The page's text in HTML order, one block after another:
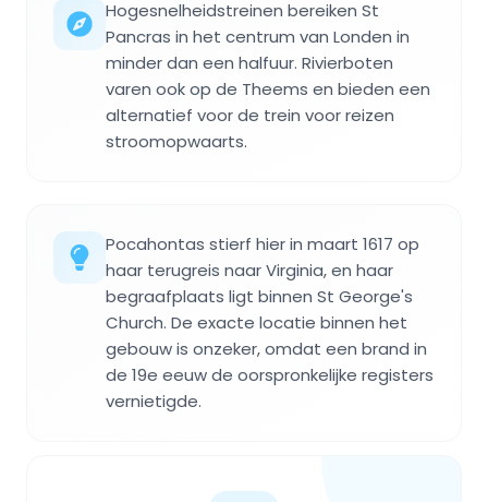
Hogesnelheidstreinen bereiken St
Pancras in het centrum van Londen in
minder dan een halfuur. Rivierboten
varen ook op de Theems en bieden een
alternatief voor de trein voor reizen
stroomopwaarts.
Pocahontas stierf hier in maart 1617 op
haar terugreis naar Virginia, en haar
begraafplaats ligt binnen St George's
Church. De exacte locatie binnen het
gebouw is onzeker, omdat een brand in
de 19e eeuw de oorspronkelijke registers
vernietigde.